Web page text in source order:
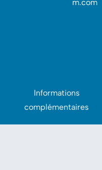
m.com
Informations
complémentaires